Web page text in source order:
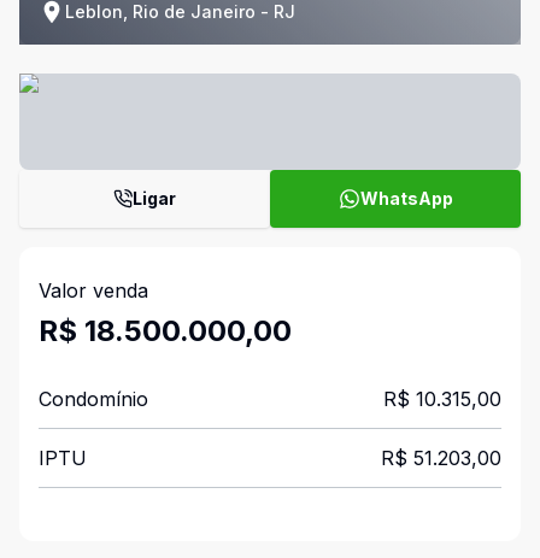
Leblon, Rio de Janeiro - RJ
Ligar WhatsApp
Valor venda
R$ 18.500.000,00
Condomínio R$ 10.315,00
IPTU R$ 51.203,00